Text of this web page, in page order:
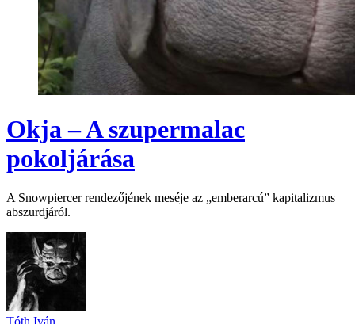
Okja – A szupermalac
pokoljárása
A Snowpiercer rendezőjének meséje az „emberarcú” kapitalizmus
abszurdjáról.
Tóth Iván